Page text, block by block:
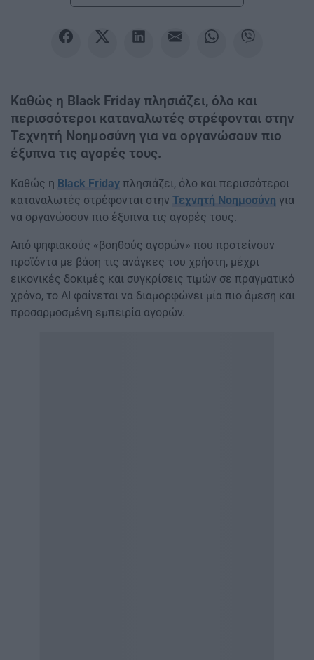
Καθώς η Black Friday πλησιάζει, όλο και
περισσότεροι καταναλωτές στρέφονται στην
Τεχνητή Νοημοσύνη για να οργανώσουν πιο
έξυπνα τις αγορές τους.
Καθώς η Black Friday πλησιάζει, όλο και περισσότεροι
καταναλωτές στρέφονται στην Τεχνητή Νοημοσύνη για
να οργανώσουν πιο έξυπνα τις αγορές τους.
Από ψηφιακούς «βοηθούς αγορών» που προτείνουν
προϊόντα με βάση τις ανάγκες του χρήστη, μέχρι
εικονικές δοκιμές και συγκρίσεις τιμών σε πραγματικό
χρόνο, το AI φαίνεται να διαμορφώνει μία πιο άμεση και
προσαρμοσμένη εμπειρία αγορών.